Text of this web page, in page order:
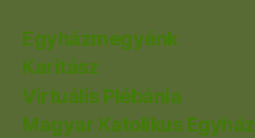
Egyházmegyénk
Karitász
Virtuális Plébánia
Magyar Katolikus Egyház